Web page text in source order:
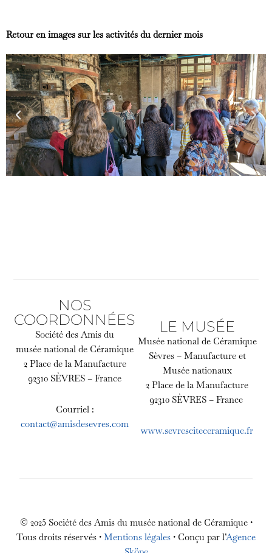
Retour en images sur les activités du dernier mois
NOS
COORDONNÉES
Société des Amis du
musée national de Céramique
2 Place de la Manufacture
92310 SÈVRES – France
Courriel :
contact@amisdesevres.com
LE MUSÉE
Musée national de Céramique
Sèvres – Manufacture et
Musée nationaux
2 Place de la Manufacture
92310 SÈVRES – France
www.sevresciteceramique.fr
© 2025 Société des Amis du musée national de Céramique •
Tous droits réservés • Mentions légales • Conçu par l’Agence